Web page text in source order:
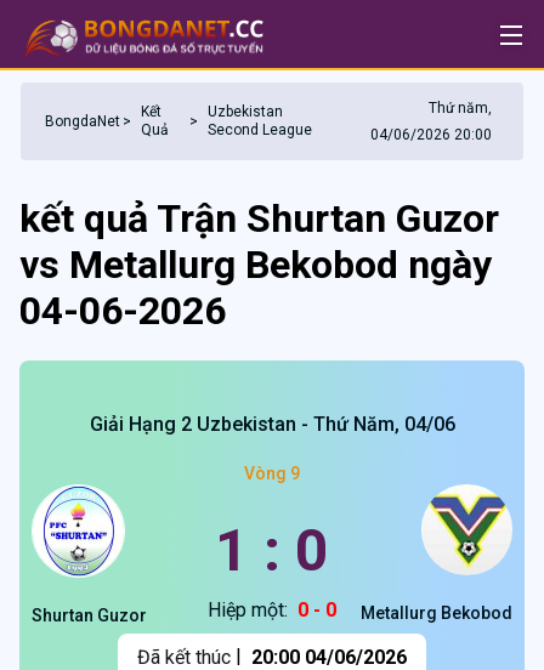
BongdaNet >
Kết
Quả
>
Uzbekistan
Second League
Thứ năm,
04/06/2026 20:00
kết quả Trận Shurtan Guzor
vs Metallurg Bekobod ngày
04-06-2026
Giải Hạng 2 Uzbekistan - Thứ Năm, 04/06
Vòng 9
Shurtan Guzor
1 : 0
Hiệp một: 0 - 0 Metallurg Bekobod
Đã kết thúc | 20:00 04/06/2026